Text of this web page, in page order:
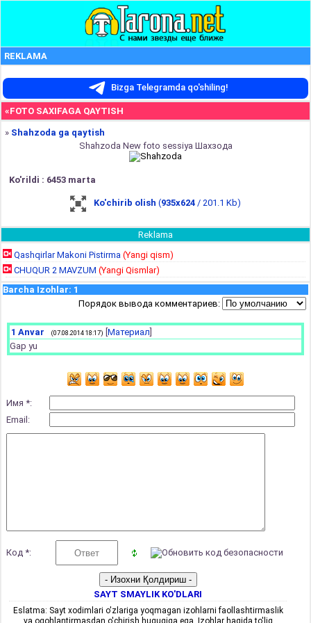
REKLAMA
Bizga Telegramda qo'shiling!
«FOTO SAXIFAGA QAYTISH
» Shahzoda ga qaytish
Shahzoda New foto sessiya Шахзода
Ko'rildi : 6453 marta
Ko'chirib olish (935x624 / 201.1 Kb)
Reklama
Qashqirlar Makoni Pistirma (Yangi qism)
CHUQUR 2 MAVZUM (Yangi Qismlar)
Barcha Izohlar: 1
Порядок вывода комментариев:
1 Anvar (07.08.2014 18:17) Материал
Gap yu
Имя *:
Email:
Код *:
SAYT SMAYLIK KO'DLARI
Eslatma: Sayt xodimlari o'zlariga yoqmagan izohlarni faollashtirmaslik
va ogohlantirmasdan o'chirish huquqiga ega. Izohlar haqida to'liq